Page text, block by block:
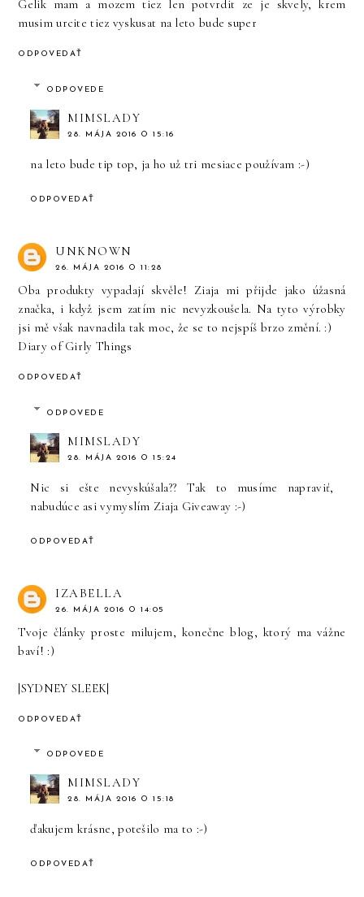
Gelik mam a mozem tiez len potvrdit ze je skvely, krem
musim urcite tiez vyskusat na leto bude super
ODPOVEDAŤ
ODPOVEDE
MIMSLADY
28. MÁJA 2016 O 15:16
na leto bude tip top, ja ho už tri mesiace používam :-)
ODPOVEDAŤ
UNKNOWN
26. MÁJA 2016 O 11:28
Oba produkty vypadají skvěle! Ziaja mi přijde jako úžasná
značka, i když jsem zatím nic nevyzkoušela. Na tyto výrobky
jsi mě však navnadila tak moc, že se to nejspíš brzo změní. :)
Diary of Girly Things
ODPOVEDAŤ
ODPOVEDE
MIMSLADY
28. MÁJA 2016 O 15:24
Nic si ešte nevyskúšala?? Tak to musíme napraviť,
nabudúce asi vymyslím Ziaja Giveaway :-)
ODPOVEDAŤ
IZABELLA
26. MÁJA 2016 O 14:05
Tvoje články proste milujem, konečne blog, ktorý ma vážne
baví! :)
|SYDNEY SLEEK|
ODPOVEDAŤ
ODPOVEDE
MIMSLADY
28. MÁJA 2016 O 15:18
ďakujem krásne, potešilo ma to :-)
ODPOVEDAŤ